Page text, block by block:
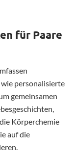
für Paare
personalisierte
gemeinsamen
Körperchemie
auf die